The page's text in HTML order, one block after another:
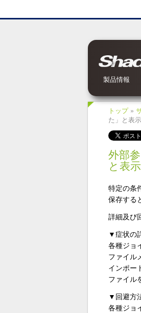
製品情報
Shade3D
CG入力支援サ
BIM/CIM 設計
ブロックUIプ
3Dパラメトリ
Civil・
Shade3D SDK
Shade3D AI
Shade3D
マジカルスケ
Shade3D 公式
Shade3D 検定
Shade3D
Shade3D 実用
トップ»
た」と表
外部
と表
特定の条
保存する
詳細及び
▼症状の
各種ジョ
ファイル
インポー
ファイル
▼回避方
各種ジョ